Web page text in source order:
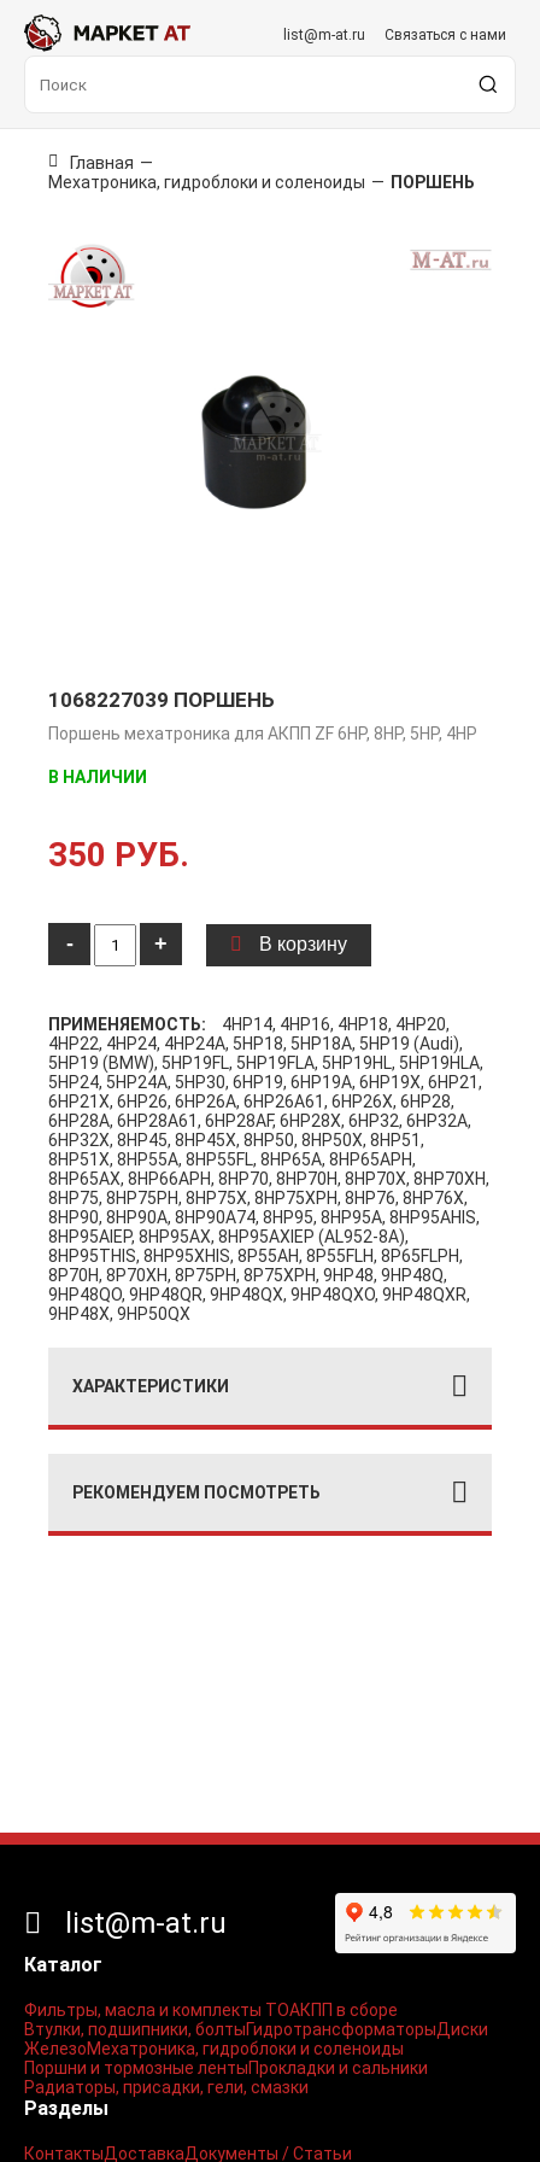
list@m-at.ru Связаться с нами
Главная —
Мехатроника, гидроблоки и соленоиды — ПОРШЕНЬ
1068227039 ПОРШЕНЬ
Поршень мехатроника для АКПП ZF 6HP, 8HP, 5HP, 4HP
В НАЛИЧИИ
350 РУБ.
- + В корзину
ПРИМЕНЯЕМОСТЬ:
4HP14, 4HP16, 4HP18, 4HP20,
4HP22, 4HP24, 4HP24A, 5HP18, 5HP18A, 5HP19 (Audi),
5HP19 (BMW), 5HP19FL, 5HP19FLA, 5HP19HL, 5HP19HLA,
5HP24, 5HP24A, 5HP30, 6HP19, 6HP19A, 6HP19X, 6HP21,
6HP21X, 6HP26, 6HP26A, 6HP26A61, 6HP26X, 6HP28,
6HP28A, 6HP28A61, 6HP28AF, 6HP28X, 6HP32, 6HP32A,
6HP32X, 8HP45, 8HP45X, 8HP50, 8HP50X, 8HP51,
8HP51X, 8HP55A, 8HP55FL, 8HP65A, 8HP65APH,
8HP65AX, 8HP66APH, 8HP70, 8HP70H, 8HP70X, 8HP70XH,
8HP75, 8HP75PH, 8HP75X, 8HP75XPH, 8HP76, 8HP76X,
8HP90, 8HP90A, 8HP90A74, 8HP95, 8HP95A, 8HP95AHIS,
8HP95AIEP, 8HP95AX, 8HP95AXIEP (AL952-8A),
8HP95THIS, 8HP95XHIS, 8P55AH, 8P55FLH, 8P65FLPH,
8P70H, 8P70XH, 8P75PH, 8P75XPH, 9HP48, 9HP48Q,
9HP48QO, 9HP48QR, 9HP48QX, 9HP48QXO, 9HP48QXR,
9HP48X, 9HP50QX
ХАРАКТЕРИСТИКИ
РЕКОМЕНДУЕМ ПОСМОТРЕТЬ
Каталог
Фильтры, масла и комплекты ТОАКПП в сборе
Втулки, подшипники, болтыГидротрансформаторыДиски
ЖелезоМехатроника, гидроблоки и соленоиды
Поршни и тормозные лентыПрокладки и сальники
Радиаторы, присадки, гели, смазки
Разделы
КонтактыДоставкаДокументы / Статьи
list@m-at.ru